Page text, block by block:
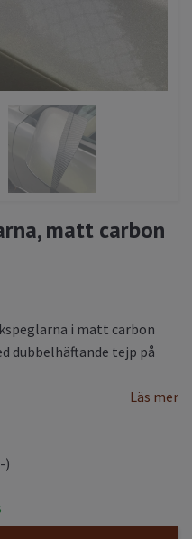
matt carbon
i matt carbon
dubbelhäftande tejp på
Läs mer
)